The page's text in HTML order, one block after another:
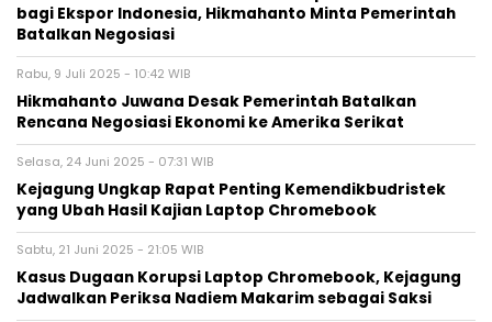
bagi Ekspor Indonesia, Hikmahanto Minta Pemerintah
Batalkan Negosiasi
Rabu, 9 Juli 2025 - 10:42 WIB
Hikmahanto Juwana Desak Pemerintah Batalkan
Rencana Negosiasi Ekonomi ke Amerika Serikat
Selasa, 24 Juni 2025 - 07:31 WIB
Kejagung Ungkap Rapat Penting Kemendikbudristek
yang Ubah Hasil Kajian Laptop Chromebook
Sabtu, 21 Juni 2025 - 21:05 WIB
Kasus Dugaan Korupsi Laptop Chromebook, Kejagung
Jadwalkan Periksa Nadiem Makarim sebagai Saksi